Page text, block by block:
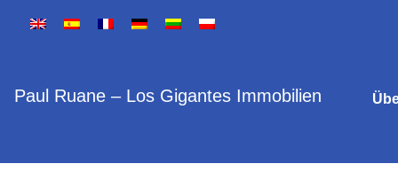
Paul Ruane – Los Gigantes Immobilien